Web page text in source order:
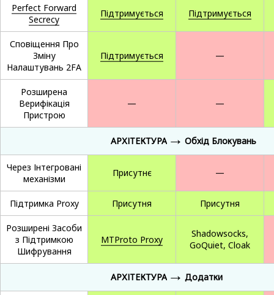
Perfect Forward
Secrecy
Підтримується Підтримується
Сповіщення Про
Зміну
Налаштувань 2FA
Підтримується —
Розширена
Верифікація
Пристрою
— —
АРХІТЕКТУРА → Обхід Блокувань
Через Інтегровані
механізми
Присутнє —
Підтримка Proxy Присутня Присутня
Розширені Засоби
з Підтримкою
Шифрування
MTProto Proxy
Shadowsocks,
GoQuiet, Cloak
АРХІТЕКТУРА → Додатки